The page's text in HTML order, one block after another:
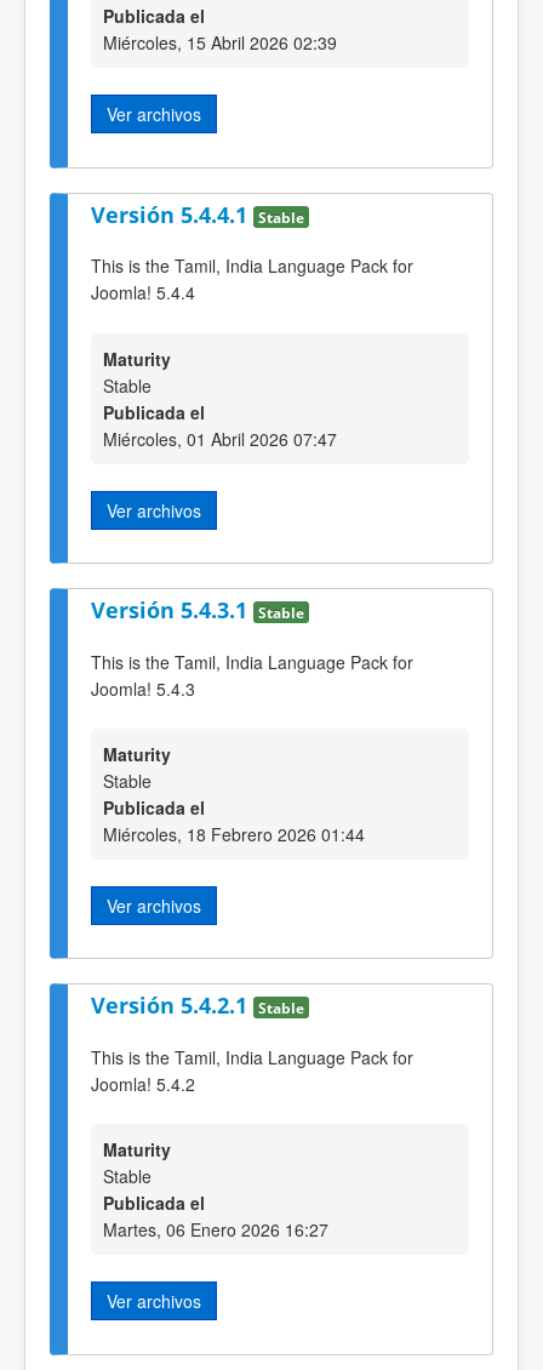
Publicada el
Miércoles, 15 Abril 2026 02:39
Ver archivos
Versión 5.4.4.1 Stable
This is the Tamil, India Language Pack for
Joomla! 5.4.4
Maturity
Stable
Publicada el
Miércoles, 01 Abril 2026 07:47
Ver archivos
Versión 5.4.3.1 Stable
This is the Tamil, India Language Pack for
Joomla! 5.4.3
Maturity
Stable
Publicada el
Miércoles, 18 Febrero 2026 01:44
Ver archivos
Versión 5.4.2.1 Stable
This is the Tamil, India Language Pack for
Joomla! 5.4.2
Maturity
Stable
Publicada el
Martes, 06 Enero 2026 16:27
Ver archivos